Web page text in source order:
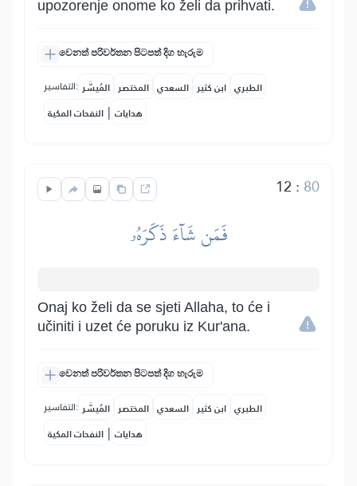
upozorenje onome ko želi da prihvati.
වෙනත් පරිවර්තන පිටපත් දිග හැරුම
التفاسير: المُيسَّر المختصر السعدي ابن كثير الطبري
النفحات المكية | هدايات
12 : 80
فَمَن شَآءَ ذَكَرَهُۥ
Onaj ko želi da se sjeti Allaha, to će i
učiniti i uzet će poruku iz Kur'ana.
වෙනත් පරිවර්තන පිටපත් දිග හැරුම
التفاسير: المُيسَّر المختصر السعدي ابن كثير الطبري
النفحات المكية | هدايات